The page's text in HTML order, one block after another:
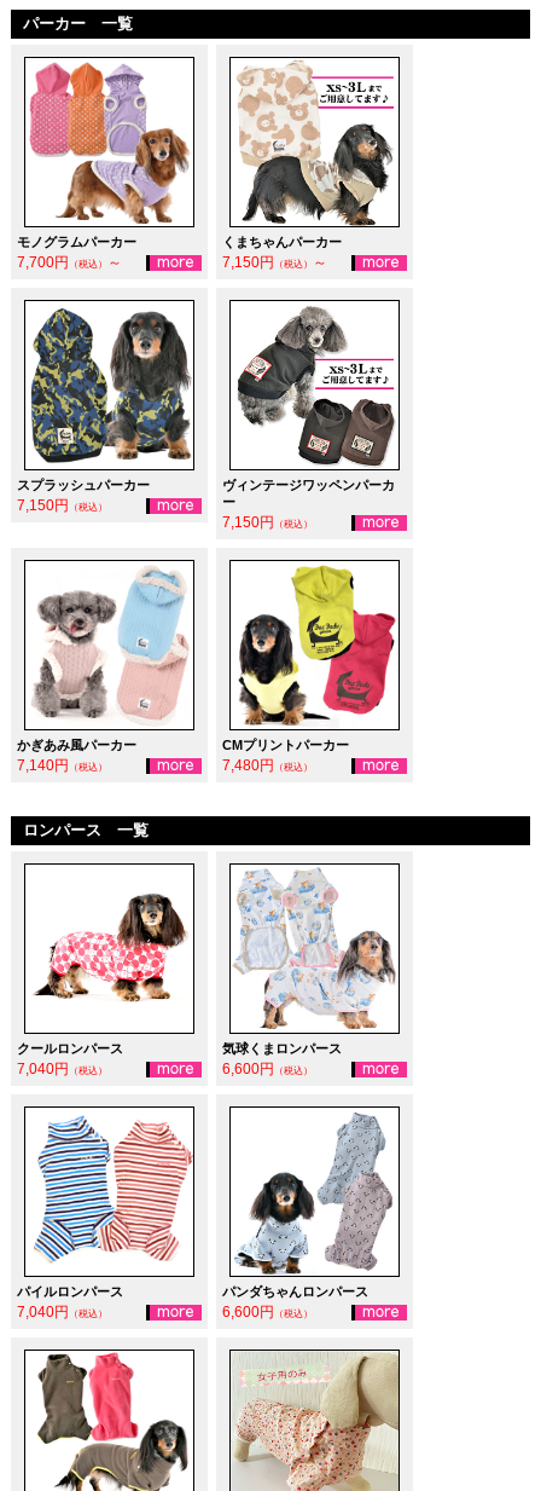
パーカー 一覧
モノグラムパーカー
7,700円 （税込） ～
くまちゃんパーカー
7,150円 （税込） ～
スプラッシュパーカー
7,150円 （税込）
ヴィンテージワッペンパーカ
ー
7,150円 （税込）
かぎあみ風パーカー
7,140円 （税込）
CMプリントパーカー
7,480円 （税込）
ロンパース 一覧
クールロンパース
7,040円 （税込）
気球くまロンパース
6,600円 （税込）
パイルロンパース
7,040円 （税込）
パンダちゃんロンパース
6,600円 （税込）